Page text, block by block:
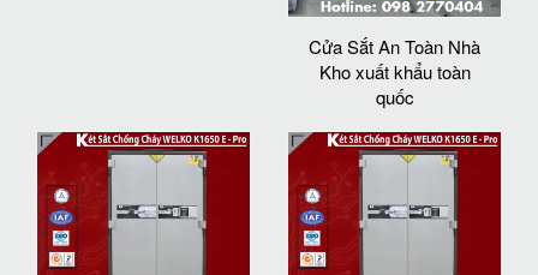
Cửa Sắt An Toàn Nhà
Kho xuất khẩu toàn
quốc